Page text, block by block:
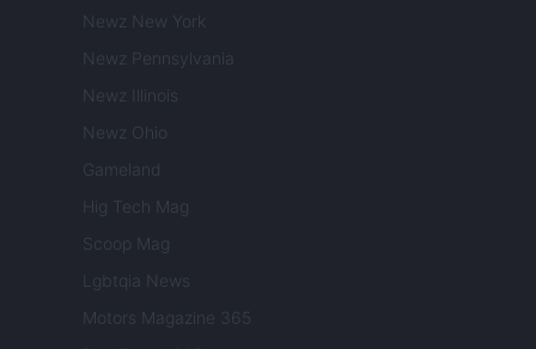
Newz New York
Newz Pennsylvania
Newz Illinois
Newz Ohio
Gameland
Hig Tech Mag
Scoop Mag
Lgbtqia News
Motors Magazine 365